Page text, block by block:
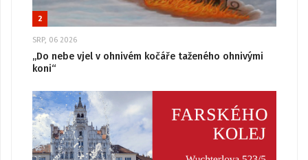
2
SRP, 06 2026
„Do nebe vjel v ohnivém kočáře taženého ohnivými
koni“